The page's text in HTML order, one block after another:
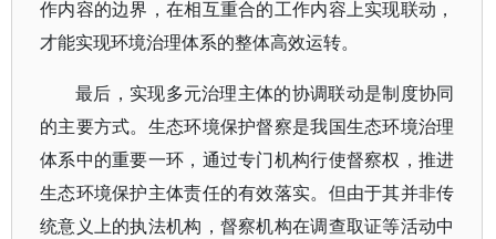
作内容的边界，在相互重合的工作内容上实现联动，
才能实现环境治理体系的整体高效运转。
最后，实现多元治理主体的协调联动是制度协同
的主要方式。生态环境保护督察是我国生态环境治理
体系中的重要一环，通过专门机构行使督察权，推进
生态环境保护主体责任的有效落实。但由于其并非传
统意义上的执法机构，督察机构在调查取证等活动中